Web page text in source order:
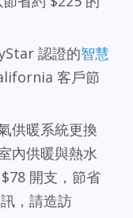
認證的智慧
客戶節
供暖系統更換
內供暖與熱水
開支，節省
，請造訪